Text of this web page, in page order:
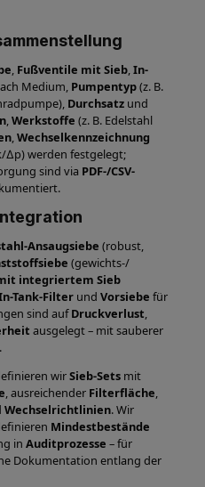
, Fußventile mit Sieb,In-
Medium, Pumpentyp(z. B.
Durchsatz und
,Werkstoffe (z. B. Edelstahl
,Wechselkennzeichnung
∆p) werden festgelegt;
sind via PDF-/CSV-
Ansaugsiebe (robust,
(gewichts-/
integriertem Sieb
Tank-Filter und Vorsiebe für
sind aufDruckverlust,
ausgelegt – mit sauberer
.
wirSieb-Sets mit
, ausreichender Filterfläche,
Wechselrichtlinien. Wir
Mindestbestände
in Auditprozesse – für
Dokumentation entlang der